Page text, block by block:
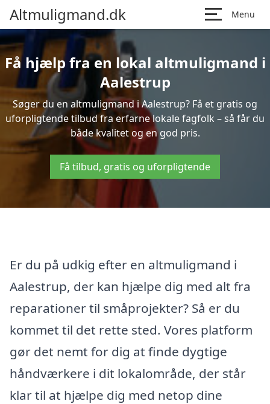
Altmuligmand.dk Menu
Få hjælp fra en lokal altmuligmand i
Aalestrup
Søger du en altmuligmand i Aalestrup? Få et gratis og
uforpligtende tilbud fra erfarne lokale fagfolk – så får du
både kvalitet og en god pris.
Få tilbud, gratis og uforpligtende
Er du på udkig efter en altmuligmand i
Aalestrup, der kan hjælpe dig med alt fra
reparationer til småprojekter? Så er du
kommet til det rette sted. Vores platform
gør det nemt for dig at finde dygtige
håndværkere i dit lokalområde, der står
klar til at hjælpe dig med netop dine